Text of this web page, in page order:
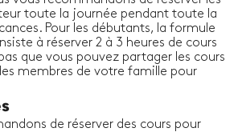
toute la journée pendant toute la
Pour les débutants, la formule
à réserver 2 à 3 heures de cours
que vous pouvez partager les cours
membres de votre famille pour
de réserver des cours pour